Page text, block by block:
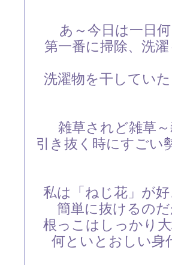
あ～今日は一日
第一番に掃除、洗
洗濯物を干してい
雑草されど雑草
引き抜く時にすごい
私は「ねじ花」が
簡単に抜けるの
根っこはしっかり
何といとおしい身